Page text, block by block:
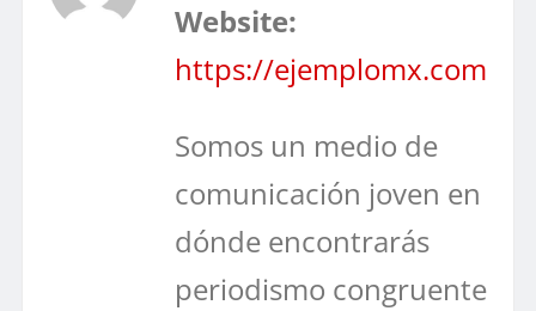
Website:
https://ejemplomx.com
Somos un medio de
comunicación joven en
dónde encontrarás
periodismo congruente